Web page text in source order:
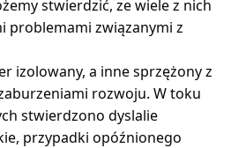
stwierdzić, ze wiele z nich
problemami związanymi z
izolowany, a inne sprzężony z
rozwoju. W toku
stwierdzono dyslalie
przypadki opóźnionego